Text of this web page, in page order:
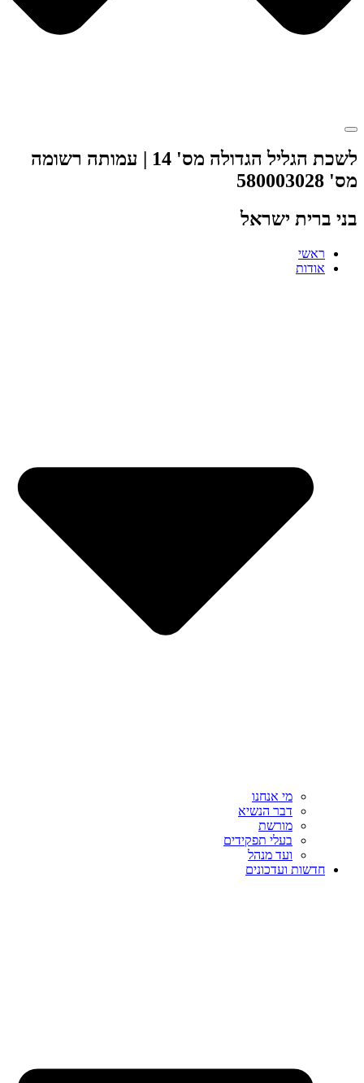
לשכת הגליל הגדולה מס' 14 | עמותה רשומה
מס' 580003028
בני ברית ישראל
ראשי
אודות
מי אנחנו
דבר הנשיא
מורשת
בעלי תפקידים
ועד מנהל
חדשות ועדכונים